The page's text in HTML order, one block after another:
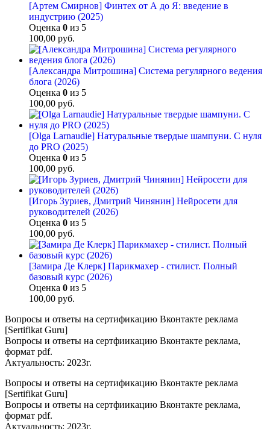
[Артем Смирнов] Финтех от А до Я: введение в
индустрию (2025)
Оценка 0 из 5
100,00 руб.
[Александра Митрошина] Система регулярного ведения
блога (2026)
Оценка 0 из 5
100,00 руб.
[Olga Larnaudie] Натуральные твердые шампуни. С нуля
до PRO (2025)
Оценка 0 из 5
100,00 руб.
[Игорь Зуриев, Дмитрий Чинянин] Нейросети для
руководителей (2026)
Оценка 0 из 5
100,00 руб.
[Замира Де Клерк] Парикмахер - стилист. Полный
базовый курс (2026)
Оценка 0 из 5
100,00 руб.
Вопросы и ответы на сертификацию Вконтакте реклама
[Sertifikat Guru]
Вопросы и ответы на сертфиикацию Вконтакте реклама,
формат pdf.
Актуальность: 2023г.
Вопросы и ответы на сертификацию Вконтакте реклама
[Sertifikat Guru]
Вопросы и ответы на сертфиикацию Вконтакте реклама,
формат pdf.
Актуальность: 2023г.